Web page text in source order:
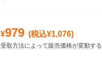
¥979 (税込¥1,076)
受取方法によって販売価格が変動する